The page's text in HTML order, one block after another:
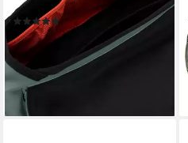
Reisen
(2)
ab 67,90 €
lieferbar - in 2-3 Werktagen bei dir